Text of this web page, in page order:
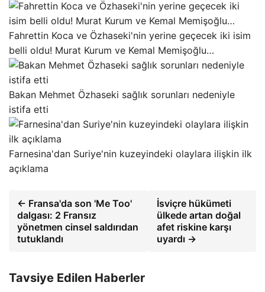
Fahrettin Koca ve Özhaseki'nin yerine geçecek iki isim
belli oldu! Murat Kurum ve Kemal Memişoğlu…
Bakan Mehmet Özhaseki sağlık sorunları nedeniyle
istifa etti
Farnesina'dan Suriye'nin kuzeyindeki olaylara ilişkin ilk
açıklama
← Fransa'da son 'Me Too'
dalgası: 2 Fransız
yönetmen cinsel saldırıdan
tutuklandı
İsviçre hükümeti
ülkede artan doğal
afet riskine karşı
uyardı →
Tavsiye Edilen Haberler